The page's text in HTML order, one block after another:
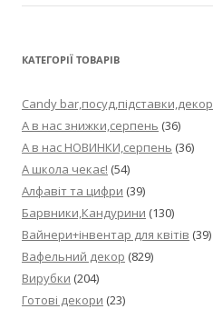
КАТЕГОРІЇ ТОВАРІВ
Candy bar,посуд,підставки,декор
А в нас знижки,серпень (36)
А в нас НОВИНКИ,серпень (36)
А школа чекає! (54)
Алфавіт та цифри (39)
Барвники,Кандурини (130)
Вайнери+інвентар для квітів (39)
Вафельний декор (829)
Вирубки (204)
Готові декори (23)